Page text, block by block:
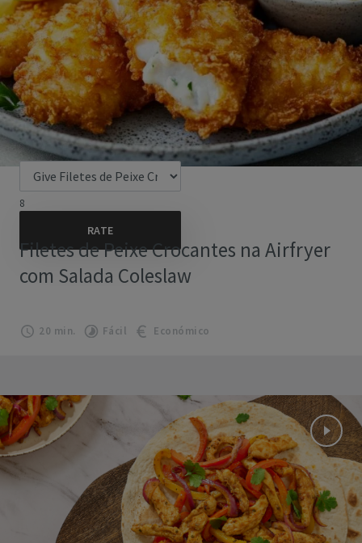
8
Filetes de Peixe Crocantes na Airfryer
com Salada Coleslaw
20 min. Fácil Económico